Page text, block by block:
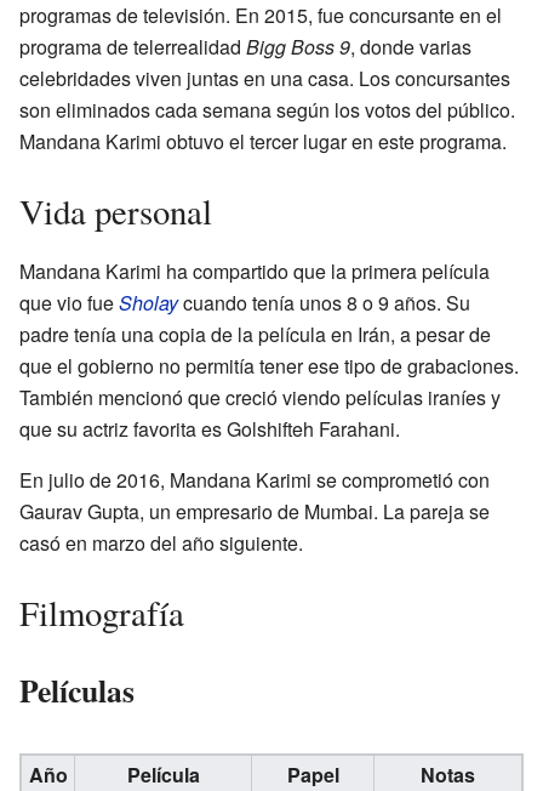
programas de televisión. En 2015, fue concursante en el
programa de telerrealidad Bigg Boss 9, donde varias
celebridades viven juntas en una casa. Los concursantes
son eliminados cada semana según los votos del público.
Mandana Karimi obtuvo el tercer lugar en este programa.
Vida personal
Mandana Karimi ha compartido que la primera película
que vio fueSholaycuando tenía unos 8 o 9 años. Su
padre tenía una copia de la película en Irán, a pesar de
que el gobierno no permitía tener ese tipo de grabaciones.
También mencionó que creció viendo películas iraníes y
que su actriz favorita es Golshifteh Farahani.
En julio de 2016, Mandana Karimi se comprometió con
Gaurav Gupta, un empresario de Mumbai. La pareja se
casó en marzo del año siguiente.
Filmografía
Películas
Año Película Papel Notas